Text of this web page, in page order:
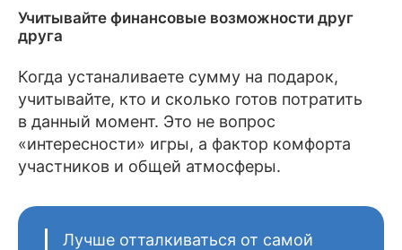
Учитывайте финансовые возможности друг
друга
Когда устаналиваете сумму на подарок,
учитывайте, кто и сколько готов потратить
в данный момент. Это не вопрос
«интересности» игры, а фактор комфорта
участников и общей атмосферы.
Лучше отталкиваться от самой